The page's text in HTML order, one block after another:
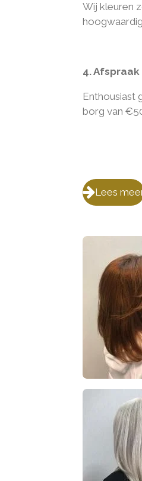
Wij kleuren
4.
Enthousiast
borg van €
Lees